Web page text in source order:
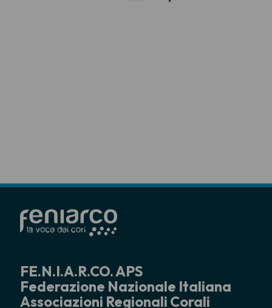
FE.N.I.A.R.CO. APS
Federazione Nazionale Italiana
Associazioni Regionali Corali